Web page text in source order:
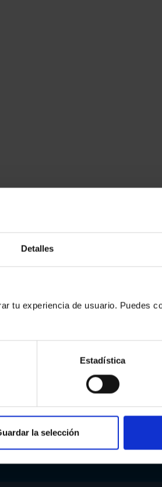
Detalles
tu experiencia de usuario. Puedes
Estadística
la selección